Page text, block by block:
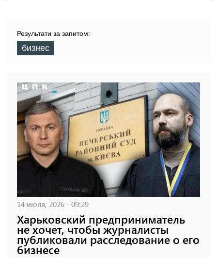
Результати за запитом:
бизнес
14 июля, 2026 - 09:29
Харьковский предприниматель
не хочет, чтобы журналисты
публиковали расследование о его
бизнесе